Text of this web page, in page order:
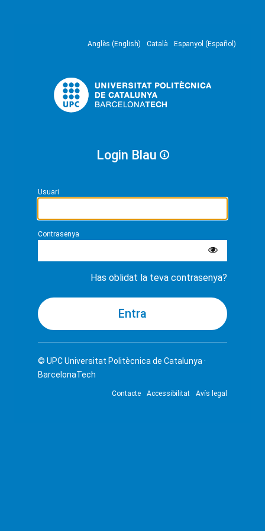
Anglès (English) Català Espanyol (Español)
Login Blau
Usuari
Contrasenya
Has oblidat la teva contrasenya?
© UPCUniversitat Politècnica de Catalunya ·
BarcelonaTech
Contacte Accessibilitat Avís legal